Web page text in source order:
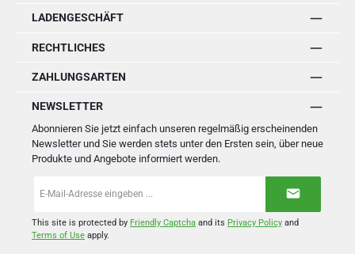
LADENGESCHÄFT
RECHTLICHES
ZAHLUNGSARTEN
NEWSLETTER
Abonnieren Sie jetzt einfach unseren regelmäßig erscheinenden
Newsletter und Sie werden stets unter den Ersten sein, über neue
Produkte und Angebote informiert werden.
Mail-
*
This site is protected by Friendly Captcha and its Privacy Policy and
Terms of Use apply.